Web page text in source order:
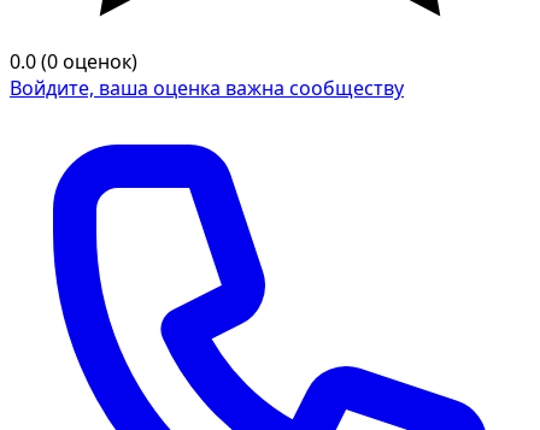
0.0 (0 оценок)
Войдите, ваша оценка важна сообществу